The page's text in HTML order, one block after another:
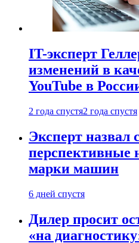
IT-эксперт
изменений в
YouTube в
2 года спустя2 года спустя
Эксперт назвал
перспективные
марки машин
6 дней спустя
Дилер просит
«на